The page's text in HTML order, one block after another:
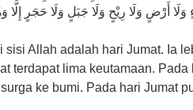
sisi Allah adalah hari Jumat. Ia
terdapat lima keutamaan.
ke bumi. Pada hari Jumat